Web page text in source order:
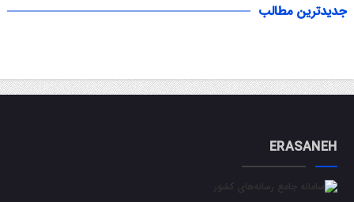
جدیدترین مطالب
ERASANEH